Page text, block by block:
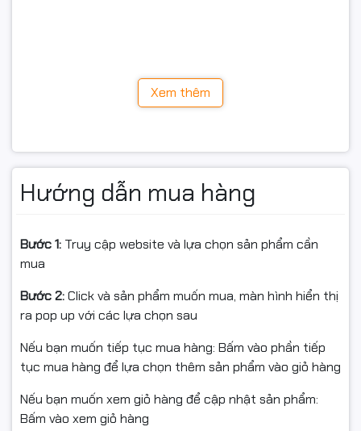
Hiệu năng mạnh mẽ với Intel Core Ultra 5
Máy sử dụng Intel Core Ultra 5 225H (14 nhân, 16 luồng,
Xem thêm
Hướng dẫn mua hàng
Bước 1: Truy cập website và lựa chọn sản phẩm cần
mua
Bước 2:Click và sản phẩm muốn mua, màn hình hiển thị
ra pop up với các lựa chọn sau
Nếu bạn muốn tiếp tục mua hàng: Bấm vào phần tiếp
tục mua hàng để lựa chọn thêm sản phẩm vào giỏ hàng
Nếu bạn muốn xem giỏ hàng để cập nhật sản phẩm:
Bấm vào xem giỏ hàng